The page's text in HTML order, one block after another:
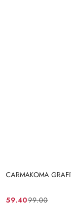
CARMAKOMA
59.4099.00